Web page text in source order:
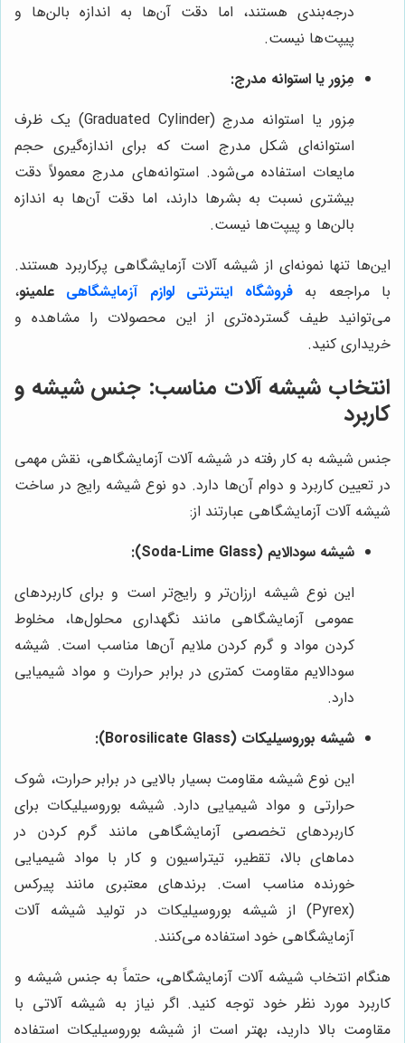
درجه‌بندی هستند، اما دقت آن‌ها به اندازه بالن‌ها و
پیپت‌ها نیست.
مِزور یا استوانه مدرج:
مِزور یا استوانه مدرج (Graduated Cylinder) یک ظرف
استوانه‌ای شکل مدرج است که برای اندازه‌گیری حجم
مایعات استفاده می‌شود. استوانه‌های مدرج معمولاً دقت
بیشتری نسبت به بشرها دارند، اما دقت آن‌ها به اندازه
بالن‌ها و پیپت‌ها نیست.
این‌ها تنها نمونه‌ای از شیشه آلات آزمایشگاهی پرکاربرد هستند.
با مراجعه بهفروشگاه اینترنتی لوازم آزمایشگاهی علمینو،
می‌توانید طیف گسترده‌تری از این محصولات را مشاهده و
خریداری کنید.
انتخاب شیشه آلات مناسب: جنس شیشه و
کاربرد
جنس شیشه به کار رفته در شیشه آلات آزمایشگاهی، نقش مهمی
در تعیین کاربرد و دوام آن‌ها دارد. دو نوع شیشه رایج در ساخت
شیشه آلات آزمایشگاهی عبارتند از:
شیشه سودالایم (Soda-Lime Glass):
این نوع شیشه ارزان‌تر و رایج‌تر است و برای کاربردهای
عمومی آزمایشگاهی مانند نگهداری محلول‌ها، مخلوط
کردن مواد و گرم کردن ملایم آن‌ها مناسب است. شیشه
سودالایم مقاومت کمتری در برابر حرارت و مواد شیمیایی
دارد.
شیشه بوروسیلیکات (Borosilicate Glass):
این نوع شیشه مقاومت بسیار بالایی در برابر حرارت، شوک
حرارتی و مواد شیمیایی دارد. شیشه بوروسیلیکات برای
کاربردهای تخصصی آزمایشگاهی مانند گرم کردن در
دماهای بالا، تقطیر، تیتراسیون و کار با مواد شیمیایی
خورنده مناسب است. برندهای معتبری مانند پیرکس
(Pyrex) از شیشه بوروسیلیکات در تولید شیشه آلات
آزمایشگاهی خود استفاده می‌کنند.
هنگام انتخاب شیشه آلات آزمایشگاهی، حتماً به جنس شیشه و
کاربرد مورد نظر خود توجه کنید. اگر نیاز به شیشه آلاتی با
مقاومت بالا دارید، بهتر است از شیشه بوروسیلیکات استفاده